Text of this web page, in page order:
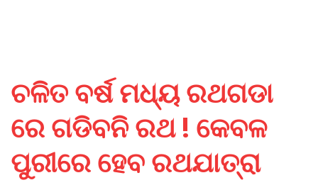
ଚଳିତ ବର୍ଷ ମଧ୍ୟ ରଥଗଡା
ରେ ଗଡିବନି ରଥ ! କେବଳ
ପୁରୀରେ ହେବ ରଥଯାତ୍ରା